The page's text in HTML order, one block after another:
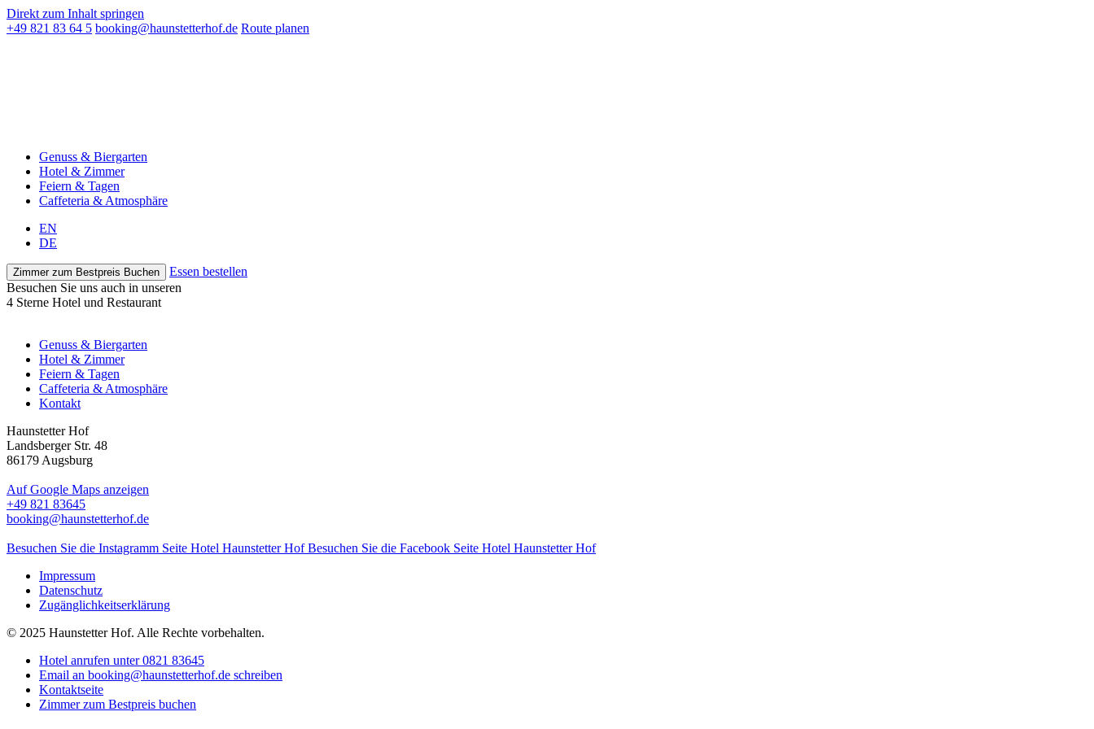
Direkt zum Inhalt springen
+49 821 83 64 5 booking@haunstetterhof.de Route planen
Genuss & Biergarten
Hotel & Zimmer
Feiern & Tagen
Caffeteria & Atmosphäre
EN
DE
Zimmer zum Bestpreis Buchen
Essen bestellen
Besuchen Sie uns auch in unseren
4 Sterne Hotel und Restaurant
Genuss & Biergarten
Hotel & Zimmer
Feiern & Tagen
Caffeteria & Atmosphäre
Kontakt
Haunstetter Hof
Landsberger Str. 48
86179 Augsburg
Auf Google Maps anzeigen
+49 821 83645
booking@haunstetterhof.de
Besuchen Sie die Instagramm Seite Hotel Haunstetter Hof Besuchen Sie die Facebook Seite Hotel Haunstetter Hof
Impressum
Datenschutz
Zugänglichkeitserklärung
© 2025 Haunstetter Hof. Alle Rechte vorbehalten.
Hotel anrufen unter 0821 83645
Email an booking@haunstetterhof.de schreiben
Kontaktseite
Zimmer zum Bestpreis buchen